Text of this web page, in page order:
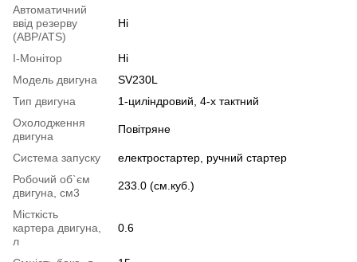
Автоматичний
ввід резерву
(АВР/ATS)
Ні
I-Монітор
Ні
Модель двигуна
SV230L
Тип двигуна
1-циліндровий, 4-х тактний
Охолодження
двигуна
Повітряне
Система запуску
електростартер, ручний стартер
Робочий об`єм
двигуна, см3
233.0 (см.куб.)
Місткість
картера двигуна,
л
0.6